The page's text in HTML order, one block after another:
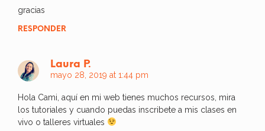
gracias
RESPONDER
Laura P.
mayo 28, 2019 at 1:44 pm
Hola Cami, aquí en mi web tienes muchos recursos, mira
los tutoriales y cuando puedas inscribete a mis clases en
vivo o talleres virtuales